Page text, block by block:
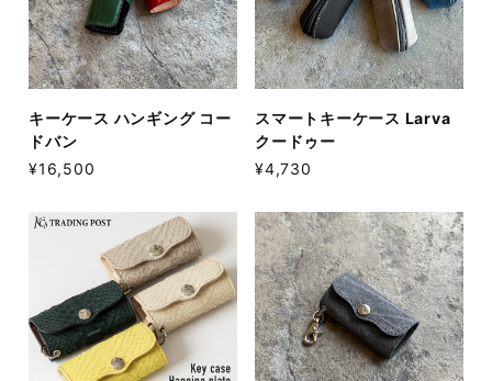
キーケース ハンギング コー
ドバン
¥16,500
スマートキーケース Larva
クードゥー
¥4,730